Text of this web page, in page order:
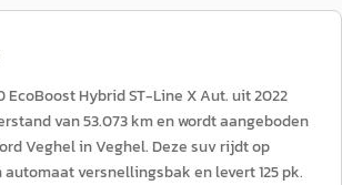
EcoBoost Hybrid ST-Line X Aut. uit 2022
van 53.073 km en wordt aangeboden
Veghel in Veghel. Deze suv rijdt op
versnellingsbak en levert 125 pk.